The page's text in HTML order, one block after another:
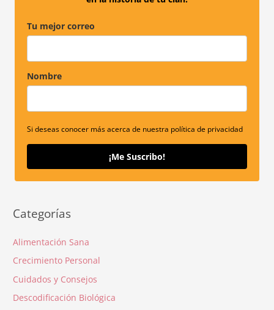
Tu mejor correo
Nombre
Si deseas conocer más acerca de nuestra política de privacidad
¡Me Suscribo!
Categorías
Alimentación Sana
Crecimiento Personal
Cuidados y Consejos
Descodificación Biológica